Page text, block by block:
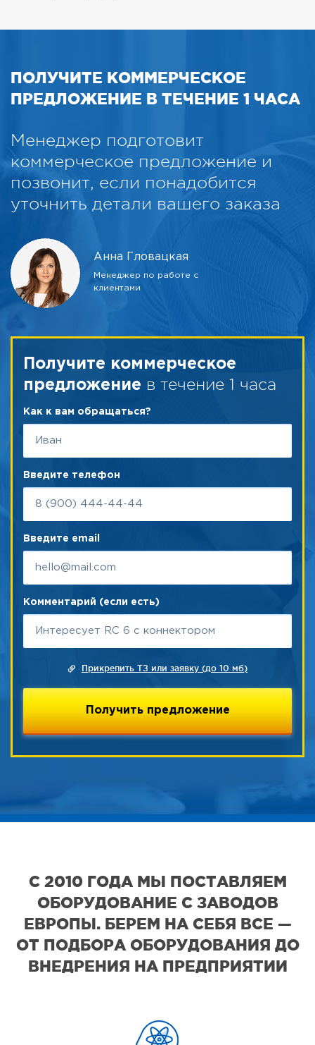
ПОЛУЧИТЕ КОММЕРЧЕСКОЕ
ПРЕДЛОЖЕНИЕ В ТЕЧЕНИЕ 1 ЧАСА
Менеджер подготовит
коммерческое предложение и
позвонит, если понадобится
уточнить детали вашего заказа
Анна Гловацкая
Менеджер по работе с
клиентами
Получите коммерческое
предложение в течение 1 часа
Как к вам обращаться?
Введите телефон
Введите email
Комментарий (если есть)
Прикрепить ТЗ или заявку (до 10 мб)
С 2010 ГОДА МЫ ПОСТАВЛЯЕМ
ОБОРУДОВАНИЕ С ЗАВОДОВ
ЕВРОПЫ. БЕРЕМ НА СЕБЯ ВСЕ —
ОТ ПОДБОРА ОБОРУДОВАНИЯ ДО
ВНЕДРЕНИЯ НА ПРЕДПРИЯТИИ